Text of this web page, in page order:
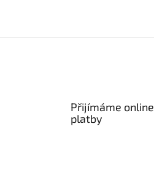
Přijímáme online
platby